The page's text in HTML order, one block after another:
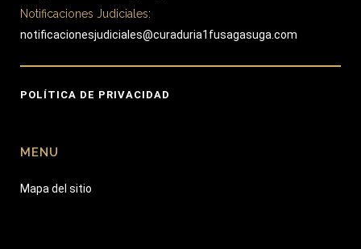
Notificaciones Judiciales:
notificacionesjudiciales@curaduria1fusagasuga.com
POLÍTICA DE PRIVACIDAD
MENU
Mapa del sitio